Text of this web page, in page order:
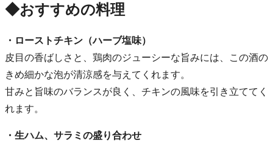
◆おすすめの料理
・ローストチキン（ハーブ塩味）
皮目の香ばしさと、鶏肉のジューシーな旨みには、この酒の
きめ細かな泡が清涼感を与えてくれます。
甘みと旨味のバランスが良く、チキンの風味を引き立ててく
れます。
・生ハム、サラミの盛り合わせ